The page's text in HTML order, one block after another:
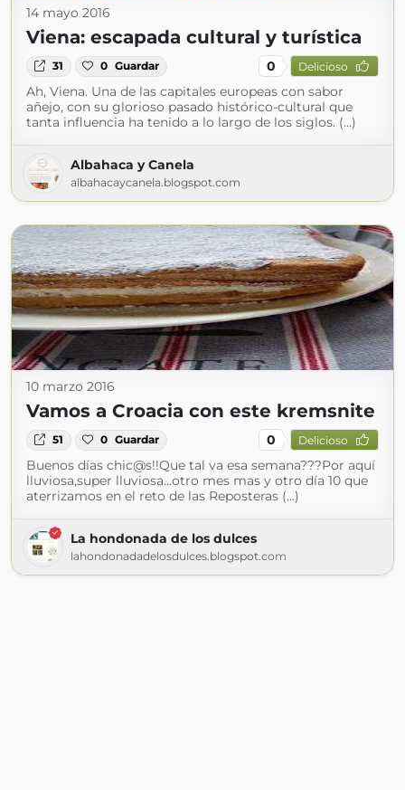
14 mayo 2016
Viena: escapada cultural y turística
31 0 Guardar 0 Delicioso
Ah, Viena. Una de las capitales europeas con sabor
añejo, con su glorioso pasado histórico-cultural que
tanta influencia ha tenido a lo largo de los siglos. (...)
Albahaca y Canela
albahacaycanela.blogspot.com
10 marzo 2016
Vamos a Croacia con este kremsnite
51 0 Guardar 0 Delicioso
Buenos días chic@s!!Que tal va esa semana???Por aquí
lluviosa,super lluviosa...otro mes mas y otro día 10 que
aterrizamos en el reto de las Reposteras (...)
La hondonada de los dulces
lahondonadadelosdulces.blogspot.com